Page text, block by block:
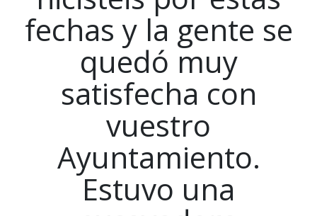
fechas y la gente se
quedó muy
satisfecha con
vuestro
Ayuntamiento.
Estuvo una